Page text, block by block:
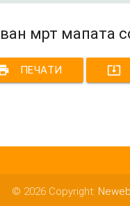
мрт мапата
ПЕЧАТИ system_update_alt
© 2026 Copyright: